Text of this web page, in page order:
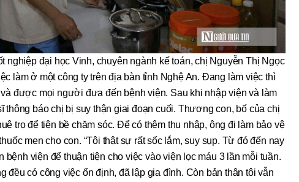
nghiệp đại học Vinh, chuyên ngành kế toán, chị Nguyễn Thị Ngọc
làm ở một công ty trên địa bàn tỉnh Nghệ An. Đang làm việc thì
được mọi người đưa đến bệnh viện. Sau khi nhập viện và làm
thông báo chị bị suy thận giai đoạn cuối. Thương con, bố của chị
trọ để tiện bề chăm sóc. Để có thêm thu nhập, ông đi làm bảo vệ
men cho con. “Tôi thật sự rất sốc lắm, suy sụp. Từ đó đến nay
bệnh viện để thuận tiện cho việc vào viện lọc máu 3 lần mỗi tuần.
đều có công việc ổn định, đã lập gia đình. Còn bản thân tôi vẫn